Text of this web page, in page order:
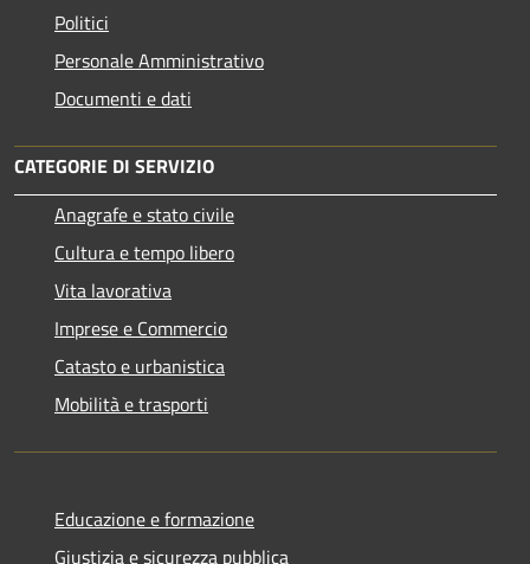
Politici
Personale Amministrativo
Documenti e dati
CATEGORIE DI SERVIZIO
Anagrafe e stato civile
Cultura e tempo libero
Vita lavorativa
Imprese e Commercio
Catasto e urbanistica
Mobilità e trasporti
Educazione e formazione
Giustizia e sicurezza pubblica